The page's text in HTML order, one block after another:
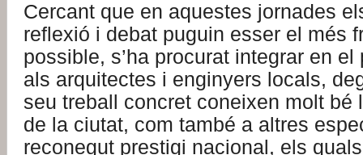
Cercant que en aquestes jornades
reflexió i debat puguin esser el més
possible, s’ha procurat integrar en el
als arquitectes i enginyers locals,
seu treball concret coneixen molt bé
de la ciutat, com també a altres
reconegut prestigi nacional, els